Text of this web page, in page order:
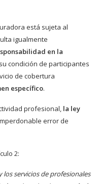
está sujeta al
igualmente
en la
condición de participantes
de cobertura
específico.
profesional, la ley
error de
2:
servicios de profesionales